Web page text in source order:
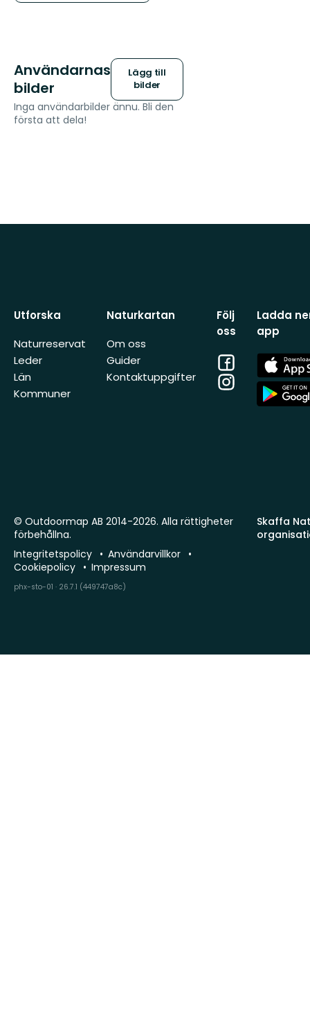
Användarnas
bilder
Lägg till
bilder
Inga användarbilder ännu. Bli den
första att dela!
Utforska
Naturreservat
Leder
Län
Kommuner
Naturkartan
Om oss
Guider
Kontaktuppgifter
Följ
oss
Facebook
Instagram
Ladda
app
App
Store
App
Store
Skaffa
© Outdoormap AB 2014-2026. Alla rättigheter
förbehållna.
Integritetspolicy
Användarvillkor
Cookiepolicy
Impressum
phx-sto-01 · 26.7.1 (449747a8c)